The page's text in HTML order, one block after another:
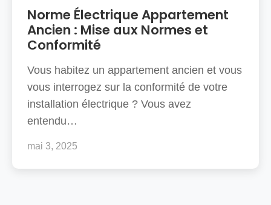
Norme Électrique Appartement
Ancien : Mise aux Normes et
Conformité
Vous habitez un appartement ancien et vous
vous interrogez sur la conformité de votre
installation électrique ? Vous avez
entendu…
mai 3, 2025